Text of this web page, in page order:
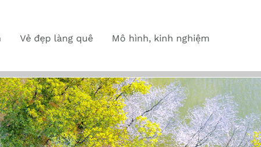
Vẻ đẹp làng quê Mô hình, kinh nghiệm